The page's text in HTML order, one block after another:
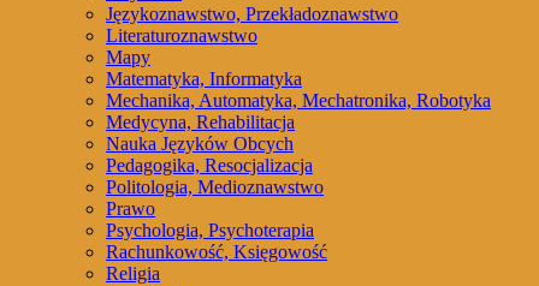
Językoznawstwo, Przekładoznawstwo
Literaturoznawstwo
Mapy
Matematyka, Informatyka
Mechanika, Automatyka, Mechatronika, Robotyka
Medycyna, Rehabilitacja
Nauka Języków Obcych
Pedagogika, Resocjalizacja
Politologia, Medioznawstwo
Prawo
Psychologia, Psychoterapia
Rachunkowość, Księgowość
Religia